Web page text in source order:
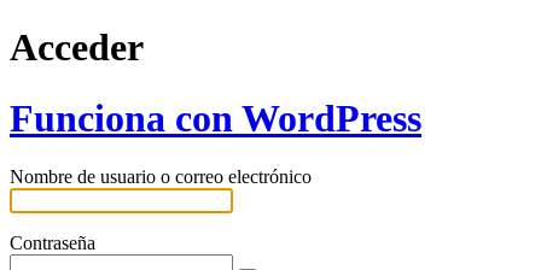
Acceder
Funciona con WordPress
Nombre de usuario o correo electrónico
Contraseña